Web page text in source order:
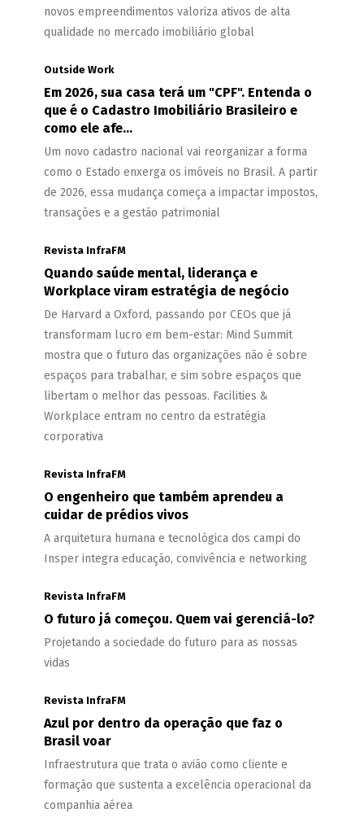
novos empreendimentos valoriza ativos de alta
qualidade no mercado imobiliário global
Outside Work
Em 2026, sua casa terá um "CPF". Entenda o
que é o Cadastro Imobiliário Brasileiro e
como ele afe...
Um novo cadastro nacional vai reorganizar a forma
como o Estado enxerga os imóveis no Brasil. A partir
de 2026, essa mudança começa a impactar impostos,
transações e a gestão patrimonial
Revista InfraFM
Quando saúde mental, liderança e
Workplace viram estratégia de negócio
De Harvard a Oxford, passando por CEOs que já
transformam lucro em bem-estar: Mind Summit
mostra que o futuro das organizações não é sobre
espaços para trabalhar, e sim sobre espaços que
libertam o melhor das pessoas. Facilities &
Workplace entram no centro da estratégia
corporativa
Revista InfraFM
O engenheiro que também aprendeu a
cuidar de prédios vivos
A arquitetura humana e tecnológica dos campi do
Insper integra educação, convivência e networking
Revista InfraFM
O futuro já começou. Quem vai gerenciá-lo?
Projetando a sociedade do futuro para as nossas
vidas
Revista InfraFM
Azul por dentro da operação que faz o
Brasil voar
Infraestrutura que trata o avião como cliente e
formação que sustenta a excelência operacional da
companhia aérea